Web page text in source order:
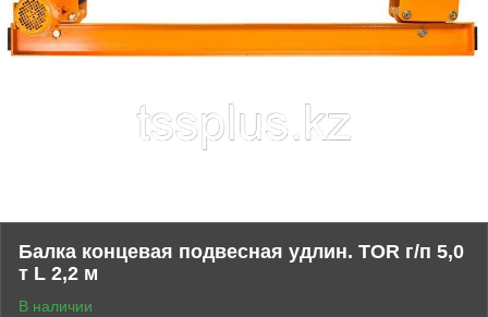
Балка концевая подвесная удлин. TOR г/п 5,0
т L 2,2 м
В наличии